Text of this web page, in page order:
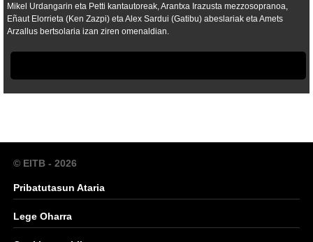
Mikel Urdangarin eta Petti kantautoreak, Arantxa Irazusta mezzosopranoa,
Eñaut Elorrieta (Ken Zazpi) eta Alex Sardui (Gatibu) abeslariak eta Amets
Arzallus bertsolaria izan ziren omenaldian.
© EITB - 2026
Pribatutasun Ataria
Lege Oharra